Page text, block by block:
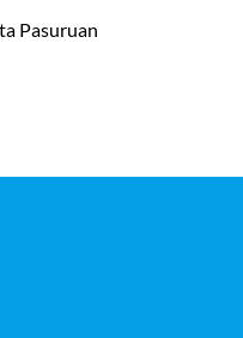
Pasuruan